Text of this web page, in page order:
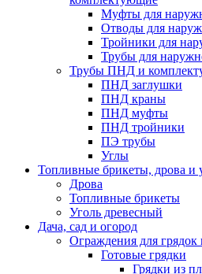
Муфты для
Отводы для
Тройники для
Трубы для
Трубы ПНД и
ПНД заглушки
ПНД краны
ПНД муфты
ПНД тройники
ПЭ трубы
Углы
Топливные брикеты, дрова и
Дрова
Топливные брикеты
Уголь древесный
Дача, сад и огород
Ограждения для грядок
Готовые грядки
Грядки из